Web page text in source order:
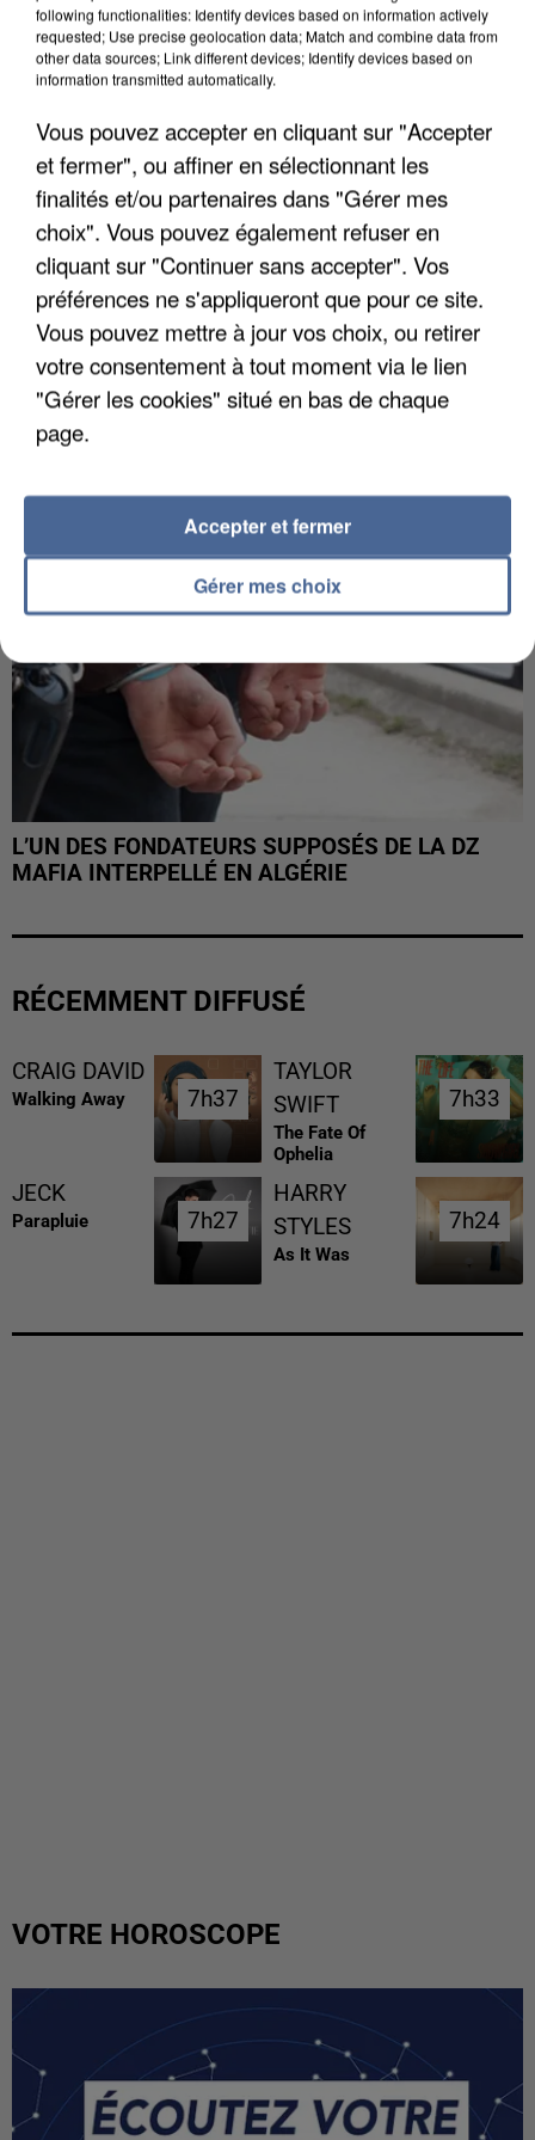
APRÈS TOUTES CES CANICULES, LES REFUGES
DE FAUNE SAUVAGE SONT...
L’UN DES FONDATEURS SUPPOSÉS DE LA DZ
MAFIA INTERPELLÉ EN ALGÉRIE
RÉCEMMENT DIFFUSÉ
CRAIG DAVID
Walking Away 7h37
7h37
TAYLOR
SWIFT
The Fate Of
Ophelia
7h33
7h33
JECK
Parapluie 7h27
7h27
HARRY
STYLES
As It Was
7h24
7h24
VOTRE HOROSCOPE
following functionalities: Identify devices based on information actively
requested; Use precise geolocation data; Match and combine data from
other data sources; Link different devices; Identify devices based on
information transmitted automatically.
Vous pouvez accepter en cliquant sur "Accepter
et fermer", ou affiner en sélectionnant les
finalités et/ou partenaires dans "Gérer mes
choix". Vous pouvez également refuser en
cliquant sur "Continuer sans accepter". Vos
préférences ne s'appliqueront que pour ce site.
Vous pouvez mettre à jour vos choix, ou retirer
votre consentement à tout moment via le lien
"Gérer les cookies" situé en bas de chaque
page.
Gérer mes choix
Accepter et fermer